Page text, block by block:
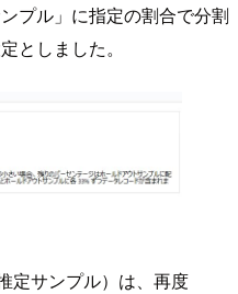
プル」に指定の割合で分割
としました。
定サンプル）は、再度